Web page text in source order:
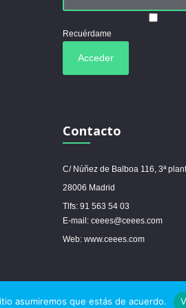
Recuérdame
Contacto
C/ Núñez de Balboa 116, 3ª
28006 Madrid
Tlfs: 91 563 54 03
E-mail: ceees@ceees.com
Web: www.ceees.com
asumiremos que estás de acuerdo.